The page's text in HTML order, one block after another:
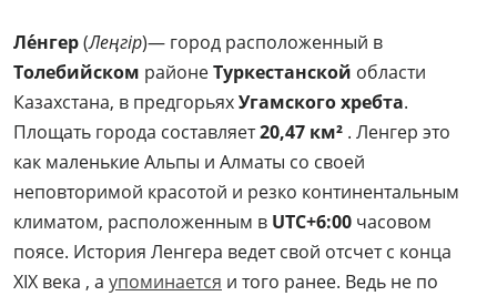
Ле́нгер(Леңгір)— город расположенный в
Толебийском районеТуркестанской области
Казахстана, в предгорьяхУгамского хребта.
Площать города составляет20,47 км² . Ленгер это
как маленькие Альпы и Алматы со своей
неповторимой красотой и резко континентальным
климатом, расположенным в UTC+6:00 часовом
поясе. История Ленгера ведет свой отсчет с конца
XIX века , а упоминается и того ранее. Ведь не по